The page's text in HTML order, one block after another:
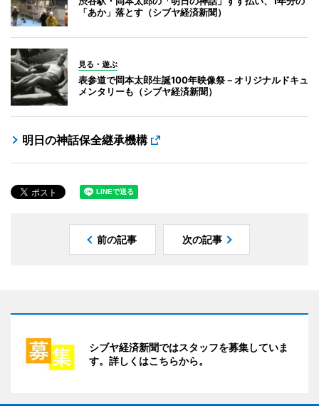
「あか」落とす（シブヤ経済新聞）
見る・遊ぶ
表参道で岡本太郎生誕100年映像祭－オリジナルドキュ
メンタリーも（シブヤ経済新聞）
明日の神話保全継承機構
前の記事 次の記事
シブヤ経済新聞ではスタッフを募集していま
す。詳しくはこちらから。